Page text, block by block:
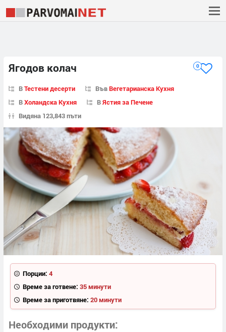
Ягодов колач 0
ВТестени десерти ВъвВегетарианска Кухня
ВХоландска Кухня ВЯстия за Печене
Видяна 123,843 пъти
Порции: 4
Време за готвене: 35 минути
Време за приготвяне: 20 минути
Необходими продукти